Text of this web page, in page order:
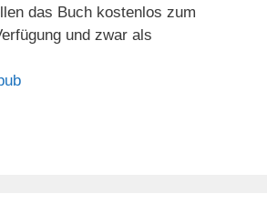
das Buch kostenlos zum
und zwar als